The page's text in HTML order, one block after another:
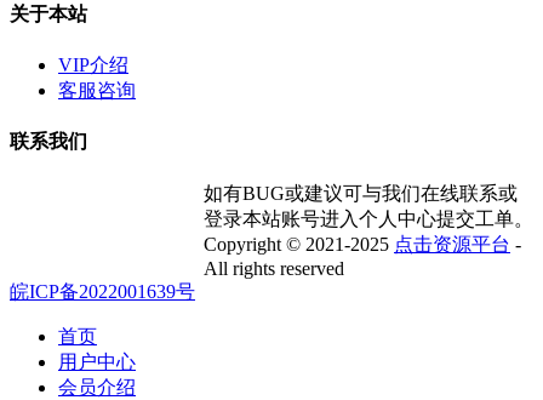
关于本站
VIP介绍
客服咨询
联系我们
如有BUG或建议可与我们在线联系或
登录本站账号进入个人中心提交工单。
Copyright © 2021-2025 点击资源平台 -
All rights reserved
皖ICP备2022001639号
首页
用户中心
会员介绍